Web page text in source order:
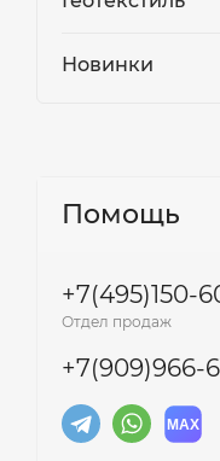
Новинки
Помощь
+7(495)150-
Отдел продаж
+7(909)966-